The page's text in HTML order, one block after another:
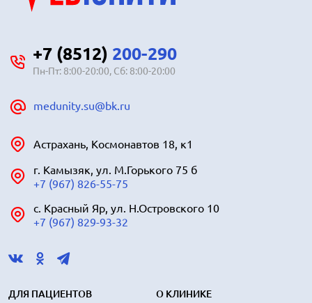
+7 (8512) 200-290
Пн-Пт: 8:00-20:00, Сб: 8:00-20:00
medunity.su@bk.ru
Астрахань, Космонавтов 18, к1
г. Камызяк, ул. М.Горького 75 б
+7 (967) 826-55-75
с. Красный Яр, ул. Н.Островского 10
+7 (967) 829-93-32
ДЛЯ ПАЦИЕНТОВ О КЛИНИКЕ